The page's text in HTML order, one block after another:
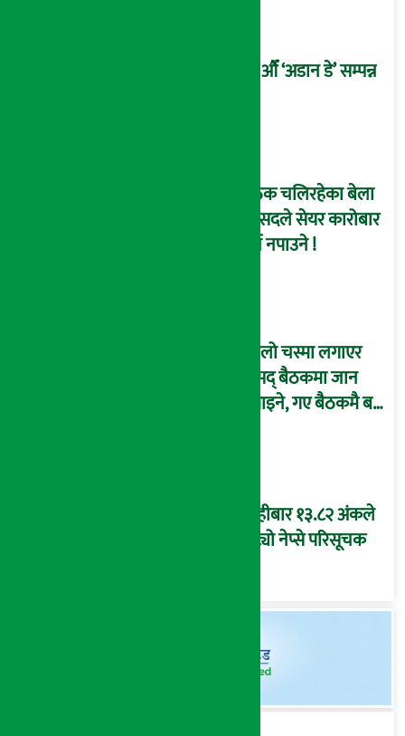
२१औँ ‘अडान डे’ सम्पन्न
बैठक चलिरहेका बेला
सांसदले सेयर कारोबार
गर्न नपाउने !
कालो चस्मा लगाएर
संसद् बैठकमा जान
नपाइने, गए बैठकमै बस्न
बिहीबार १३.८२ अंकले
घट्यो नेप्से परिसूचक